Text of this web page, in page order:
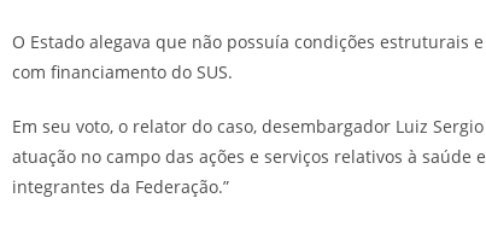
O Estado alegava que não possuía condições
com financiamento do SUS.
Em seu voto, o relator do caso, desembargador Luiz
atuação no campo das ações e serviços relativos à
integrantes da Federação.”